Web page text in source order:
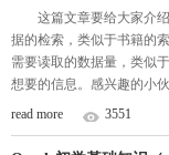
这篇文章要给大家介
据的检索，类似于书籍的
需要读取的数据量，类似
想要的信息。感兴趣的小
read more
3551